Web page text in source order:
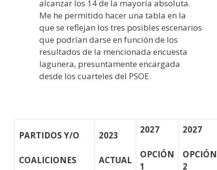
alcanzar los 14 de la mayoría absoluta.
Me he permitido hacer una tabla en la
que se reflejan los tres posibles escenarios
que podrían darse en función de los
resultados de la mencionada encuesta
lagunera, presuntamente encargada
desde los cuarteles del PSOE.
PARTIDOS Y/O
COALICIONES
2023
ACTUAL
2027
OPCIÓN
1
2027
OPCIÓN
2